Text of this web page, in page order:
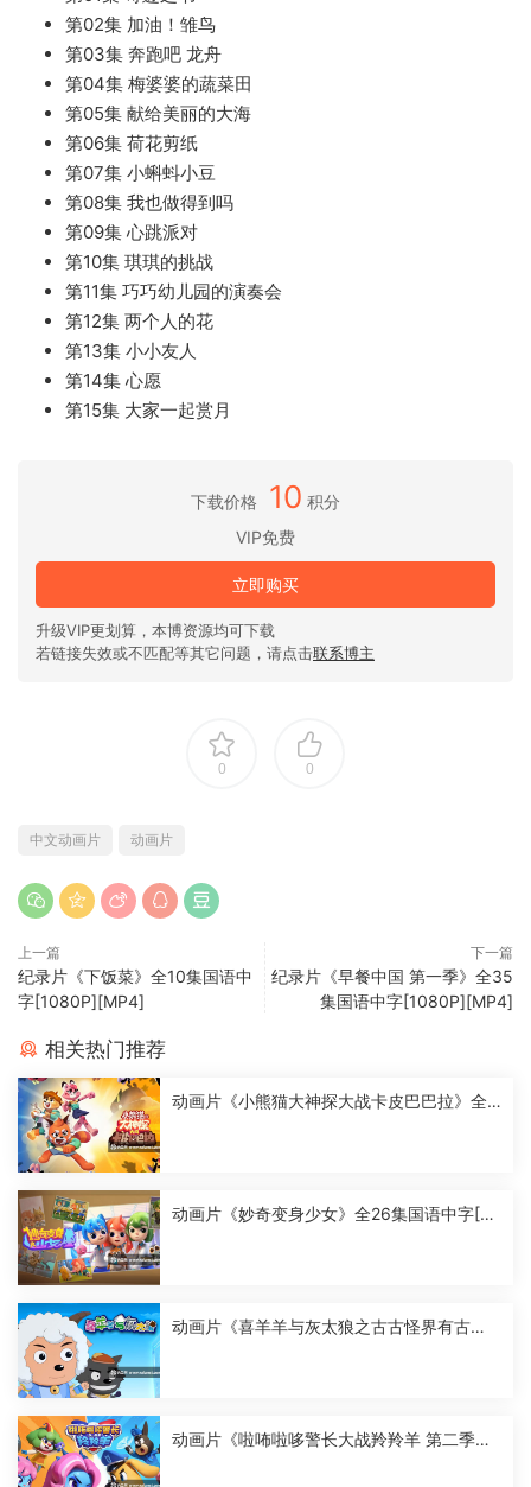
第02集 加油！雏鸟
第03集 奔跑吧 龙舟
第04集 梅婆婆的蔬菜田
第05集 献给美丽的大海
第06集 荷花剪纸
第07集 小蝌蚪小豆
第08集 我也做得到吗
第09集 心跳派对
第10集 琪琪的挑战
第11集 巧巧幼儿园的演奏会
第12集 两个人的花
第13集 小小友人
第14集 心愿
第15集 大家一起赏月
下载价格 10 积分
VIP免费
立即购买
升级VIP更划算，本博资源均可下载
若链接失效或不匹配等其它问题，请点击联系博主
0 0
中文动画片 动画片
上一篇
纪录片《下饭菜》全10集国语中
字[1080P][MP4]
下一篇
纪录片《早餐中国 第一季》全35
集国语中字[1080P][MP4]
相关热门推荐
动画片《小熊猫大神探大战卡皮巴巴拉》全2
动画片《妙奇变身少女》全26集国语中字[10
动画片《喜羊羊与灰太狼之古古怪界有古
动画片《啦咘啦哆警长大战羚羚羊 第二季》